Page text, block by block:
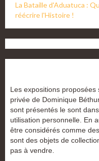
La Bataille d'Aduatuca :
réécrire l'Histoire !
Les expositions
privée de Dominique
sont présentés le sont
utilisation personnelle. En
être considérés comme
sont des objets de
pas à vendre.